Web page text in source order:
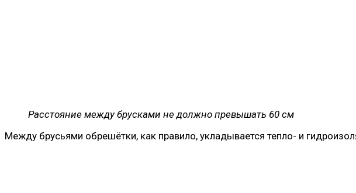
Расстояние между брусками не должно превышать 60 см
Между брусьями обрешётки, как правило, укладывается тепло- и